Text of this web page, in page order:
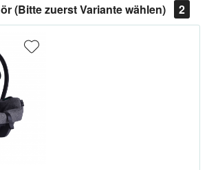
(Bitte zuerst Variante wählen) 2